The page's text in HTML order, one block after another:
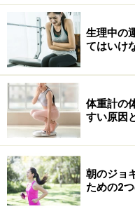
「お酒を飲むと眠たく
コールを摂取する人が
るべく避けたい生活習
睡眠は思いのほか浅く
レが近くなったりとい
睡しにくいと考えられ
睡眠の質を向上
と
生理中の
てはいけ
体重計の
すい原因
朝のジョ
ための2